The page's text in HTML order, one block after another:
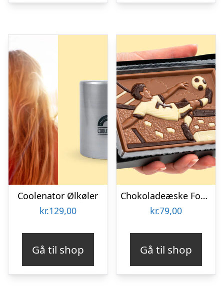
Coolenator Ølkøler
kr.129,00
Gå til shop
Chokoladeæske Fodboldspiller
kr.79,00
Gå til shop